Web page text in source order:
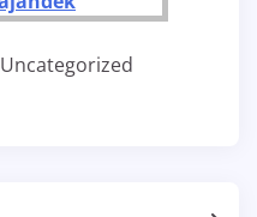
Uncategorized